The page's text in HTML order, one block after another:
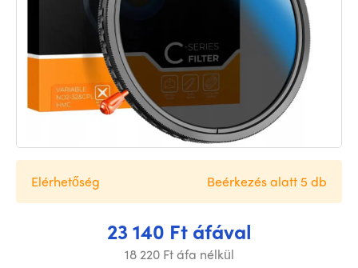
23 140 Ft áfával
18 220 Ft áfa nélkül
Elérhetőség Beérkezés alatt 5 db